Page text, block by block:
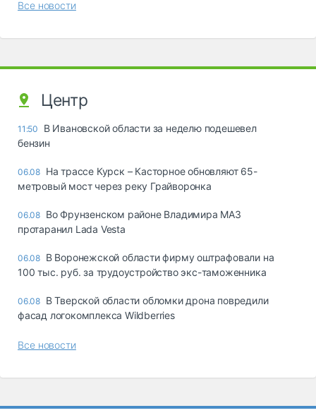
Все новости
Центр
11:50
В Ивановской области за неделю подешевел
бензин
06.08 На трассе Курск – Касторное обновляют 65-
метровый мост через реку Грайворонка
06.08 Во Фрунзенском районе Владимира МАЗ
протаранил Lada Vesta
06.08 В Воронежской области фирму оштрафовали на
100 тыс. руб. за трудоустройство экс-таможенника
06.08 В Тверской области обломки дрона повредили
фасад логокомплекса Wildberries
Все новости